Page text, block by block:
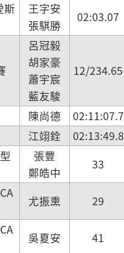
斯
王字安
張騏勝
02:03.07
呂冠毅
胡家豪
蕭宇宸
藍友駿
12/234.65
陳尚德 02:11:07.7
江翊銓
02:13:49.8
張豐
鄭皓中
33
尤振熏 29
吳夏安 41